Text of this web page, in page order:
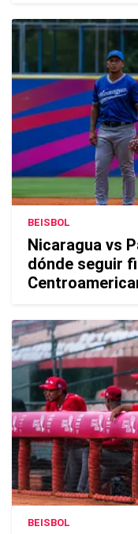
BEISBOL
Nicaragua vs
dónde seguir
BEISBOL